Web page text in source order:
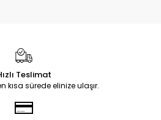
Teslimat
kısa sürede elinize ulaşır.